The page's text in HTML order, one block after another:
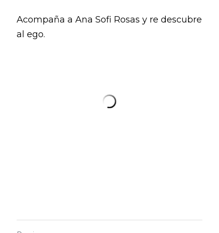
Acompaña a Ana Sofi Rosas y re descubre
al ego.